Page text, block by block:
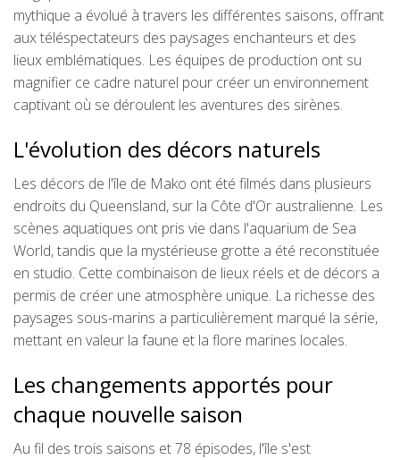
mythique a évolué à travers les différentes saisons, offrant
aux téléspectateurs des paysages enchanteurs et des
lieux emblématiques. Les équipes de production ont su
magnifier ce cadre naturel pour créer un environnement
captivant où se déroulent les aventures des sirènes.
L'évolution des décors naturels
Les décors de l'île de Mako ont été filmés dans plusieurs
endroits du Queensland, sur la Côte d'Or australienne. Les
scènes aquatiques ont pris vie dans l'aquarium de Sea
World, tandis que la mystérieuse grotte a été reconstituée
en studio. Cette combinaison de lieux réels et de décors a
permis de créer une atmosphère unique. La richesse des
paysages sous-marins a particulièrement marqué la série,
mettant en valeur la faune et la flore marines locales.
Les changements apportés pour
chaque nouvelle saison
Au fil des trois saisons et 78 épisodes, l'île s'est